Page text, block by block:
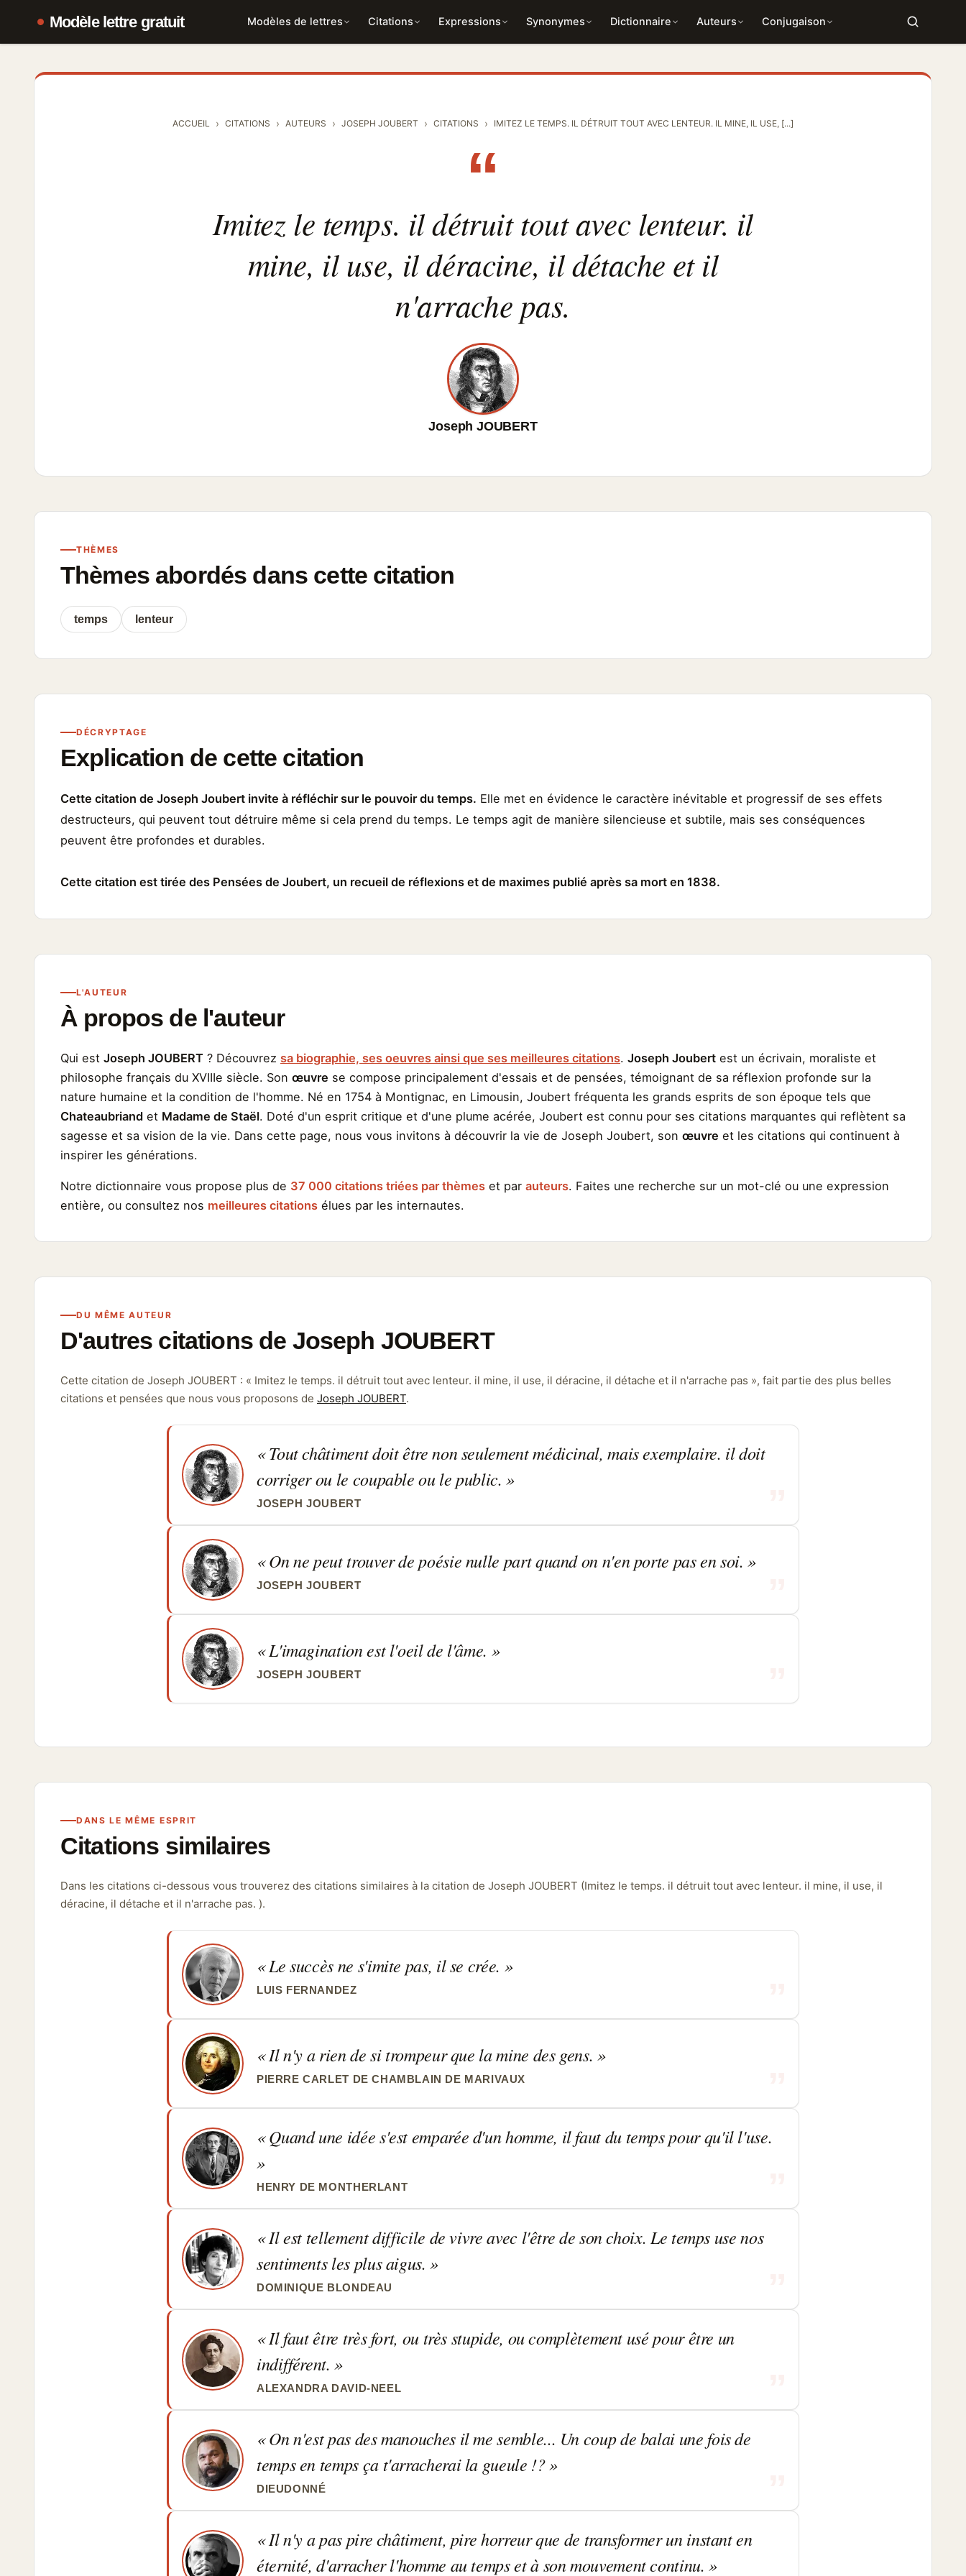
Modèle lettre gratuit Modèles de lettres Citations Expressions Synonymes Dictionnaire Auteurs Conjugaison
ACCUEIL CITATIONS AUTEURS JOSEPH JOUBERT CITATIONS IMITEZ LE TEMPS. IL DÉTRUIT TOUT AVEC LENTEUR. IL MINE, IL USE, [...]
“
Imitez le temps. il détruit tout avec lenteur. il
mine, il use, il déracine, il détache et il
n'arrache pas.
Joseph JOUBERT
THÈMES
Thèmes abordés dans cette citation
temps lenteur
DÉCRYPTAGE
Explication de cette citation
Cette citation de Joseph Joubert invite à réfléchir sur le pouvoir du temps. Elle met en évidence le caractère inévitable et progressif de ses effets
destructeurs, qui peuvent tout détruire même si cela prend du temps. Le temps agit de manière silencieuse et subtile, mais ses conséquences
peuvent être profondes et durables.
Cette citation est tirée des Pensées de Joubert, un recueil de réflexions et de maximes publié après sa mort en 1838.
L'AUTEUR
À propos de l'auteur
Qui est Joseph JOUBERT ? Découvrez sa biographie, ses oeuvres ainsi que ses meilleures citations. Joseph Joubert est un écrivain, moraliste et
philosophe français du XVIIIe siècle. Son œuvre se compose principalement d'essais et de pensées, témoignant de sa réflexion profonde sur la
nature humaine et la condition de l'homme. Né en 1754 à Montignac, en Limousin, Joubert fréquenta les grands esprits de son époque tels que
Chateaubriand et Madame de Staël. Doté d'un esprit critique et d'une plume acérée, Joubert est connu pour ses citations marquantes qui reflètent sa
sagesse et sa vision de la vie. Dans cette page, nous vous invitons à découvrir la vie de Joseph Joubert, son œuvre et les citations qui continuent à
inspirer les générations.
Notre dictionnaire vous propose plus de 37 000 citations triées par thèmes et par auteurs. Faites une recherche sur un mot-clé ou une expression
entière, ou consultez nos meilleures citations élues par les internautes.
DU MÊME AUTEUR
D'autres citations de Joseph JOUBERT
Cette citation de Joseph JOUBERT : Imitez le temps. il détruit tout avec lenteur. il mine, il use, il déracine, il détache et il n'arrache pas
, fait partie des plus belles
citations et pensées que nous vous proposons de Joseph JOUBERT.
Tout châtiment doit être non seulement médicinal, mais exemplaire. il doit
corriger ou le coupable ou le public.
JOSEPH JOUBERT
On ne peut trouver de poésie nulle part quand on n'en porte pas en soi.
JOSEPH JOUBERT
L'imagination est l'oeil de l'âme.
JOSEPH JOUBERT
DANS LE MÊME ESPRIT
Citations similaires
Dans les citations ci-dessous vous trouverez des citations similaires à la citation de Joseph JOUBERT (Imitez le temps. il détruit tout avec lenteur. il mine, il use, il
déracine, il détache et il n'arrache pas. ).
Le succès ne s'imite pas, il se crée.
LUIS FERNANDEZ
Il n'y a rien de si trompeur que la mine des gens.
PIERRE CARLET DE CHAMBLAIN DE MARIVAUX
Quand une idée s'est emparée d'un homme, il faut du temps pour qu'il l'use.
HENRY DE MONTHERLANT
Il est tellement difficile de vivre avec l'être de son choix. Le temps use nos
sentiments les plus aigus.
DOMINIQUE BLONDEAU
Il faut être très fort, ou très stupide, ou complètement usé pour être un
indifférent.
ALEXANDRA DAVID-NEEL
On n'est pas des manouches il me semble... Un coup de balai une fois de
temps en temps ça t'arracherai la gueule !?
DIEUDONNÉ
Il n'y a pas pire châtiment, pire horreur que de transformer un instant en
éternité, d'arracher l'homme au temps et à son mouvement continu.